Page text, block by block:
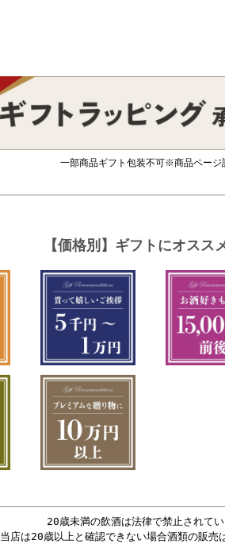
一部商品ギフト包装不可※商品ページ
20歳未満の飲酒は法律で禁止されて
当店は20歳以上と確認できない場合酒類の販売